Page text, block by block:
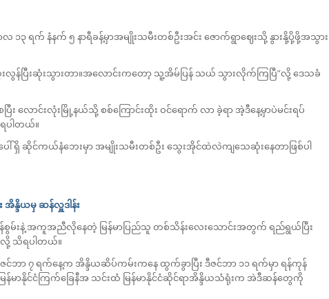
၁၃ ရက် နံနက် ၅ နာရီခန့်မှာအမျိုးသမီးတစ်ဦးအင်း ဇောက်ရွာဈေးသို့ နွားနို့ပို့ဖို့အသွား
းလွန်ပြီးဆုံးသွားတာ။အလောင်းကတော့ သူ့အိမ်ပြန် သယ် သွားလိုက်ကြပြီ”လို့ ဒေသခံ
လောင်းလုံးမြို့နယ်သို့ စစ်ကြောင်းထိုး ဝင်ရောက် လာ ခဲ့ရာ အဲ့ဒီနေ့မှာပဲမင်းရပ်
ပါတယ်။
ေါ် ရှိ ဆိုင်ကယ်နံဘေးမှာ အမျိုးသမီးတစ်ဦး သွေးအိုင်ထဲလဲကျသေဆုံးနေတာဖြစ်ပါ
ဒိယမှ ဆန်လှူဒါန်း
မ်းနဲ့ အကူအညီလိုနေတဲ့ မြန်မာပြည်သူ တစ်သိန်းလေးသောင်းအတွက် ရည်ရွယ်ပြီး
လို့ သိရပါတယ်။
ာ ၇ ရက်နေ့က အိန္ဒိယဆိပ်ကမ်းကနေ ထွက်ခွာပြီး ဒီဇင်ဘာ ၁၁ ရက်မှာ ရန်ကုန်
မာနိုင်ငံကြက်ခြေနီအ သင်းထံ မြန်မာနိုင်ငံဆိုင်ရာအိန္ဒိယသံရုံးက အဲဒီဆန်တွေကို